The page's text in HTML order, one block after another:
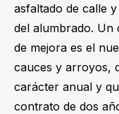
asfaltado de calle
del alumbrado. Un
de mejora es el
cauces y arroyos,
carácter anual y
contrato de dos